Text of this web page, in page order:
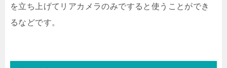
を立ち上げてリアカメラのみですると使うことができ
るなどです。